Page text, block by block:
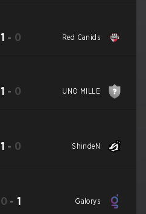
1 - 0 Red Canids
1 - 0 UNO MILLE
1 - 0 ShindeN
0 -1 Galorys